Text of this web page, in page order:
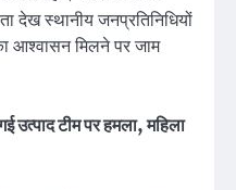
देख स्थानीय जनप्रतिनिधियों
आश्वासन मिलने पर जाम
उत्पाद टीम पर हमला, महिला